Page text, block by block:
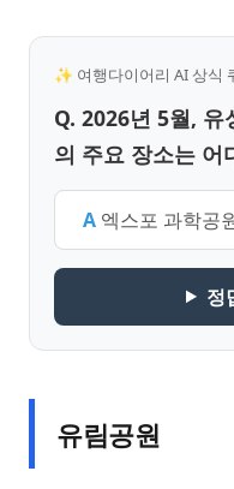
✨ 여행다이어리 AI 상식
Q. 2026년 5월, 유
의 주요 장소는 어
A 엑스포 과학공
정
유림공원